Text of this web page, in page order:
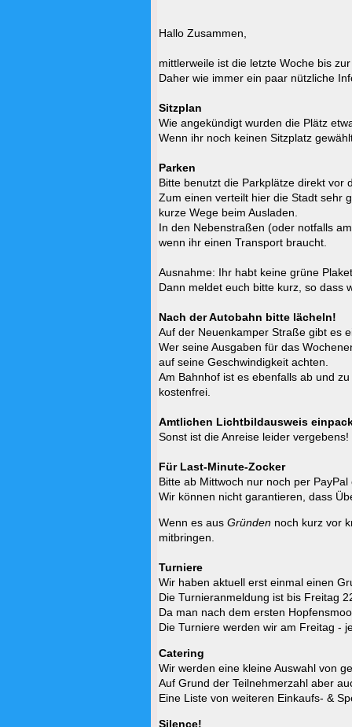
Hallo Zusammen,
mittlerweile ist die letzte Woche bis
Daher wie immer ein paar nützliche
Sitzplan
Wie angekündigt wurden die Plätz
Wenn ihr noch keinen Sitzplatz
Parken
Bitte benutzt die Parkplätze direkt vor
Zum einen verteilt hier die Stadt sehr
kurze Wege beim Ausladen.
In den Nebenstraßen (oder notfalls
wenn ihr einen Transport braucht.
Ausnahme: Ihr habt keine grüne
Dann meldet euch bitte kurz, so dass
Nach der Autobahn bitte lächeln!
Auf der Neuenkamper Straße gibt es
Wer seine Ausgaben für das
auf seine Geschwindigkeit achten.
Am Bahnhof ist es ebenfalls ab und
kostenfrei.
Amtlichen Lichtbildausweis
Sonst ist die Anreise leider vergebens!
Für Last-Minute-Zocker
Bitte ab Mittwoch nur noch per
Wir können nicht garantieren, dass
Wenn es aus Gründen noch kurz vor
mitbringen.
Turniere
Wir haben aktuell erst einmal einen
Die Turnieranmeldung ist bis Freitag
Da man nach dem ersten
Die Turniere werden wir am Freitag -
Catering
Wir werden eine kleine Auswahl von
Auf Grund der Teilnehmerzahl aber
Eine Liste von weiteren Einkaufs- &
Silence!